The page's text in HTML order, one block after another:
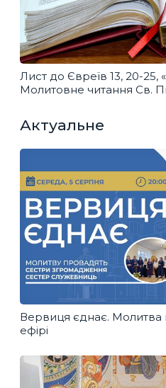
Лист до Євреїв 13, 20-25,
Молитовне читання Св.
Актуальне
Вервиця єднає. Молитва
ефірі